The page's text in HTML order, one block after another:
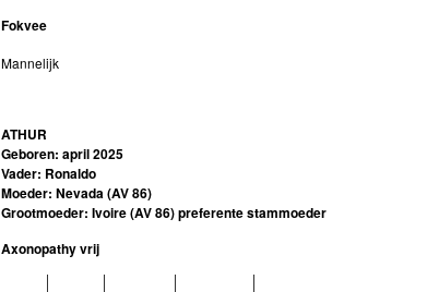
Fokvee
Mannelijk
ATHUR
Geboren: april 2025
Vader: Ronaldo
Moeder: Nevada (AV 86)
Grootmoeder: Ivoire (AV 86) preferente stammoeder
Axonopathy vrij